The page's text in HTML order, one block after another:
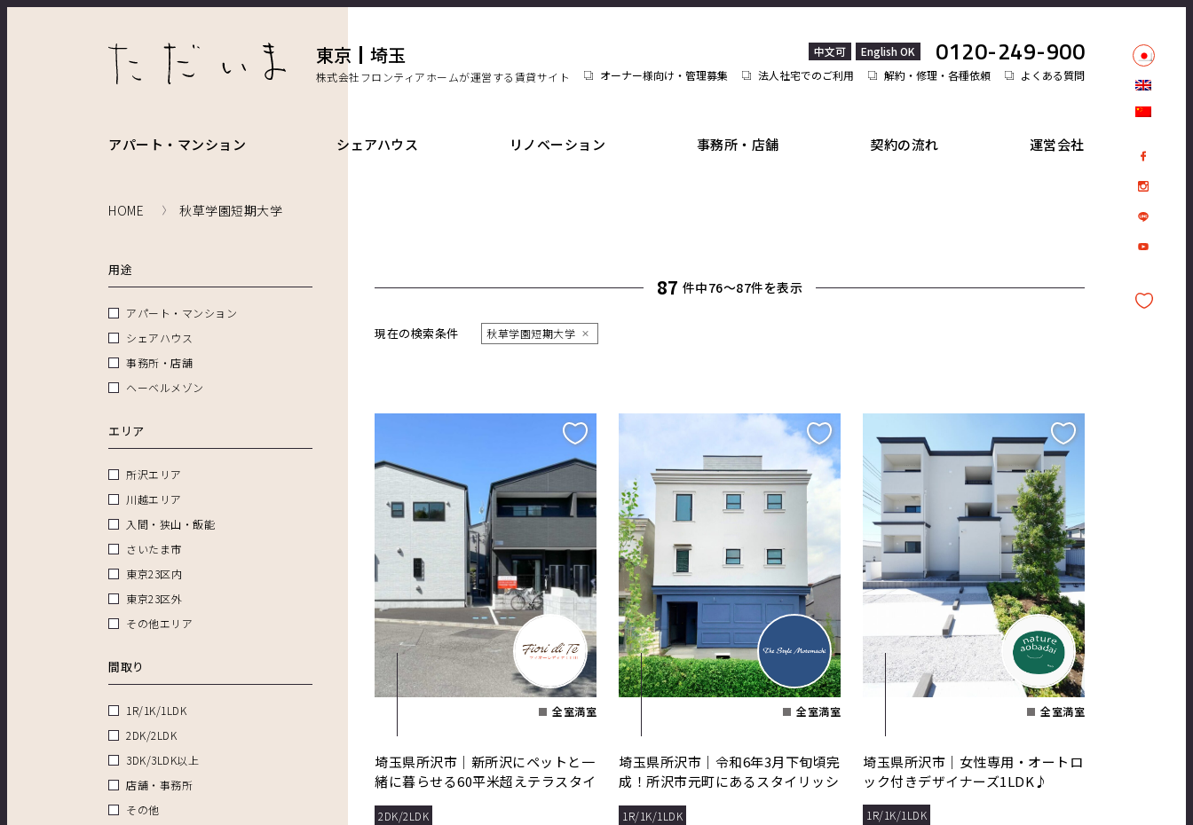
東京 埼玉
株式会社フロンティアホームが運営する賃貸サイト
中文可 English OK 0120-249-900
オーナー様向け・管理募集 法人社宅でのご利用 解約・修理・各種依頼 よくある質問
アパート・マンション シェアハウス リノベーション 事務所・店舗 契約の流れ 運営会社
HOME 秋草学園短期大学
87 件中76〜87件を表示
現在の検索条件 秋草学園短期大学
全室満室
埼玉県所沢市｜新所沢にペットと一
緒に暮らせる60平米超えテラスタイ
2DK/2LDK
全室満室
埼玉県所沢市｜令和6年3月下旬頃完
成！所沢市元町にあるスタイリッシ
1R/1K/1LDK
全室満室
埼玉県所沢市｜女性専用・オートロ
ック付きデザイナーズ1LDK♪
1R/1K/1LDK
用途
アパート・マンション
シェアハウス
事務所・店舗
ヘーベルメゾン
エリア
所沢エリア
川越エリア
入間・狭山・飯能
さいたま市
東京23区内
東京23区外
その他エリア
間取り
1R/1K/1LDK
2DK/2LDK
3DK/3LDK以上
店舗・事務所
その他